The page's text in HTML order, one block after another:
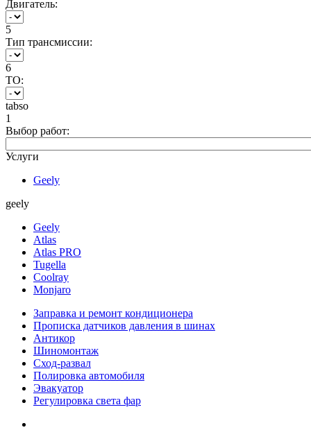
Двигатель:
5
Тип трансмиссии:
6
ТО:
tabso
1
Выбор работ:
Услуги
Geely
geely
Geely
Atlas
Atlas PRO
Tugella
Coolray
Monjaro
Заправка и ремонт кондиционера
Прописка датчиков давления в шинах
Антикор
Шиномонтаж
Сход-развал
Полировка автомобиля
Эвакуатор
Регулировка света фар